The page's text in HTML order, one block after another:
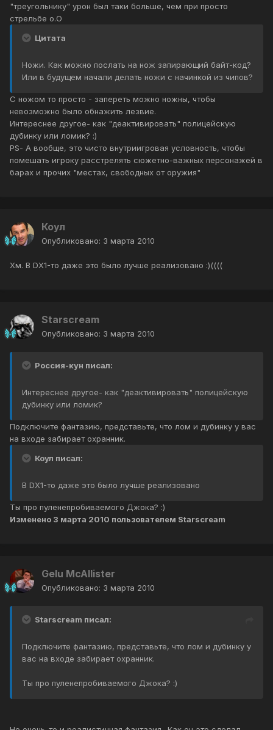
"треугольнику" урон был таки больше, чем при просто
стрельбе о.О
Цитата
Ножи. Как можно послать на нож запирающий байт-код?
Или в будущем начали делать ножи с начинкой из чипов?
C ножом то просто - запереть можно ножны, чтобы
невозможно было обнажить лезвие.
Интереснее другое- как "деактивировать" полицейскую
дубинку или ломик? :)
PS- А вообще, это чисто внутриигровая условность, чтобы
помешать игроку расстрелять сюжетно-важных персонажей в
барах и прочих "местах, свободных от оружия"
Коул
Опубликовано: 3 марта 2010
Хм. В DX1-то даже это было лучше реализовано :)((((
Starscream
Опубликовано: 3 марта 2010
Россия-кун писал:
Интереснее другое- как "деактивировать" полицейскую
дубинку или ломик?
Подключите фантазию, представьте, что лом и дубинку у вас
на входе забирает охранник.
Коул писал:
В DX1-то даже это было лучше реализовано
Ты про пуленепробиваемого Джока? :)
Изменено 3 марта 2010 пользователем Starscream
Gelu McAllister
Опубликовано: 3 марта 2010
Starscream писал:
Подключите фантазию, представьте, что лом и дубинку у
вас на входе забирает охранник.
Ты про пуленепробиваемого Джока? :)